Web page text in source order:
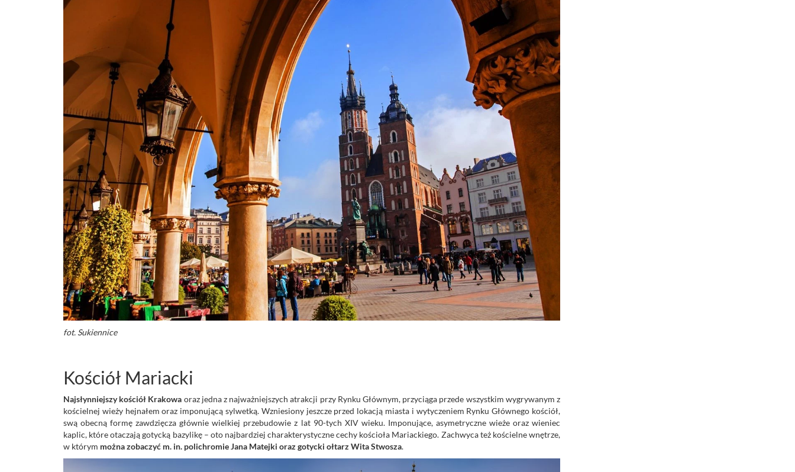
fot. Sukiennice
Kościół Mariacki
Najsłynniejszy kościół Krakowa oraz jedna z najważniejszych atrakcji przy Rynku Głównym, przyciąga przede wszystkim wygrywanym z
kościelnej wieży hejnałem oraz imponującą sylwetką. Wzniesiony jeszcze przed lokacją miasta i wytyczeniem Rynku Głównego kościół,
swą obecną formę zawdzięcza głównie wielkiej przebudowie z lat 90-tych XIV wieku. Imponujące, asymetryczne wieże oraz wieniec
kaplic, które otaczają gotycką bazylikę – oto najbardziej charakterystyczne cechy kościoła Mariackiego. Zachwyca też kościelne wnętrze,
w którym można zobaczyć m. in. polichromie Jana Matejki oraz gotycki ołtarz Wita Stwosza.